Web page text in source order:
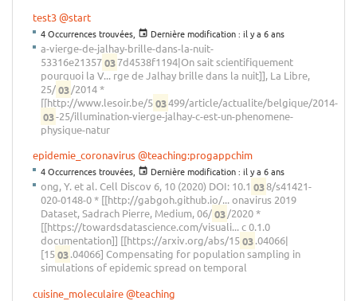
test3@start
4 Occurrences trouvées, Dernière modification : il y a 6 ans
a-vierge-de-jalhay-brille-dans-la-nuit-
53316e2135703 7d4538f1194|On sait scientifiquement
pourquoi la V... rge de Jalhay brille dans la nuit]], La Libre,
25/03 /2014 *
[[http://www.lesoir.be/503499/article/actualite/belgique/2014-
03-25/illumination-vierge-jalhay-c-est-un-phenomene-
physique-natur
epidemie_coronavirus@teaching:progappchim
4 Occurrences trouvées, Dernière modification : il y a 6 ans
ong, Y. et al. Cell Discov 6, 10 (2020) DOI: 10.1 03 8/s41421-
020-0148-0 * [[http://gabgoh.github.io/... onavirus 2019
Dataset, Sadrach Pierre, Medium, 06/03/2020 *
[[https://towardsdatascience.com/visuali... c 0.1.0
documentation]] [[https://arxiv.org/abs/1503 .04066|
[1503 .04066] Compensating for population sampling in
simulations of epidemic spread on temporal
cuisine_moleculaire@teaching